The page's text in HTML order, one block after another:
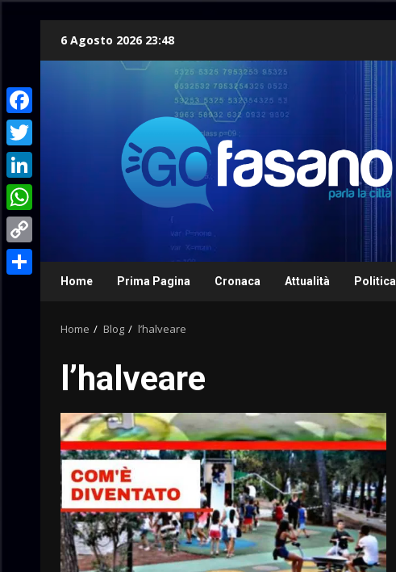
6 Agosto 2026 23:48
Home Prima Pagina Cronaca Attualità Politica
Home Blog l’halveare
l’halveare
Facebook
Twitter
LinkedIn
WhatsApp
Copy